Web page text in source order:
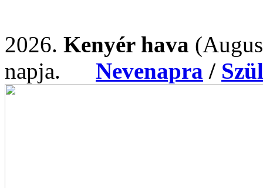
2026. Kenyér hava
napja. Nevenapra /